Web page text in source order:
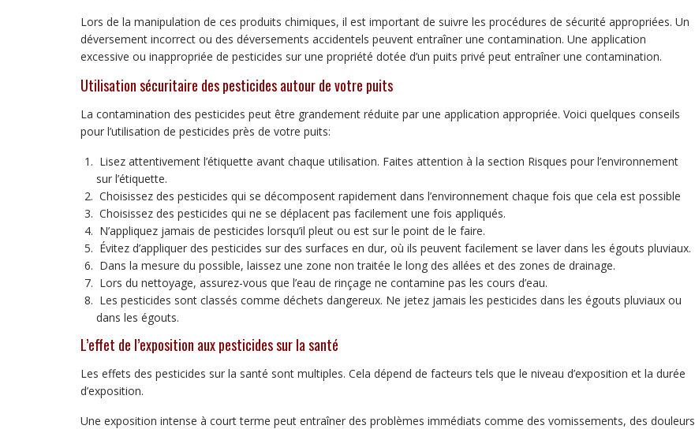
Lors de la manipulation de ces produits chimiques, il est important de suivre les procédures de sécurité appropriées. Un
déversement incorrect ou des déversements accidentels peuvent entraîner une contamination. Une application
excessive ou inappropriée de pesticides sur une propriété dotée d’un puits privé peut entraîner une contamination.
Utilisation sécuritaire des pesticides autour de votre puits
La contamination des pesticides peut être grandement réduite par une application appropriée. Voici quelques conseils
pour l’utilisation de pesticides près de votre puits:
Lisez attentivement l’étiquette avant chaque utilisation. Faites attention à la section Risques pour l’environnement
sur l’étiquette.
Choisissez des pesticides qui se décomposent rapidement dans l’environnement chaque fois que cela est possible
Choisissez des pesticides qui ne se déplacent pas facilement une fois appliqués.
N’appliquez jamais de pesticides lorsqu’il pleut ou est sur le point de le faire.
Évitez d’appliquer des pesticides sur des surfaces en dur, où ils peuvent facilement se laver dans les égouts pluviaux.
Dans la mesure du possible, laissez une zone non traitée le long des allées et des zones de drainage.
Lors du nettoyage, assurez-vous que l’eau de rinçage ne contamine pas les cours d’eau.
Les pesticides sont classés comme déchets dangereux. Ne jetez jamais les pesticides dans les égouts pluviaux ou
dans les égouts.
L’effet de l’exposition aux pesticides sur la santé
Les effets des pesticides sur la santé sont multiples. Cela dépend de facteurs tels que le niveau d’exposition et la durée
d’exposition.
Une exposition intense à court terme peut entraîner des problèmes immédiats comme des vomissements, des douleurs